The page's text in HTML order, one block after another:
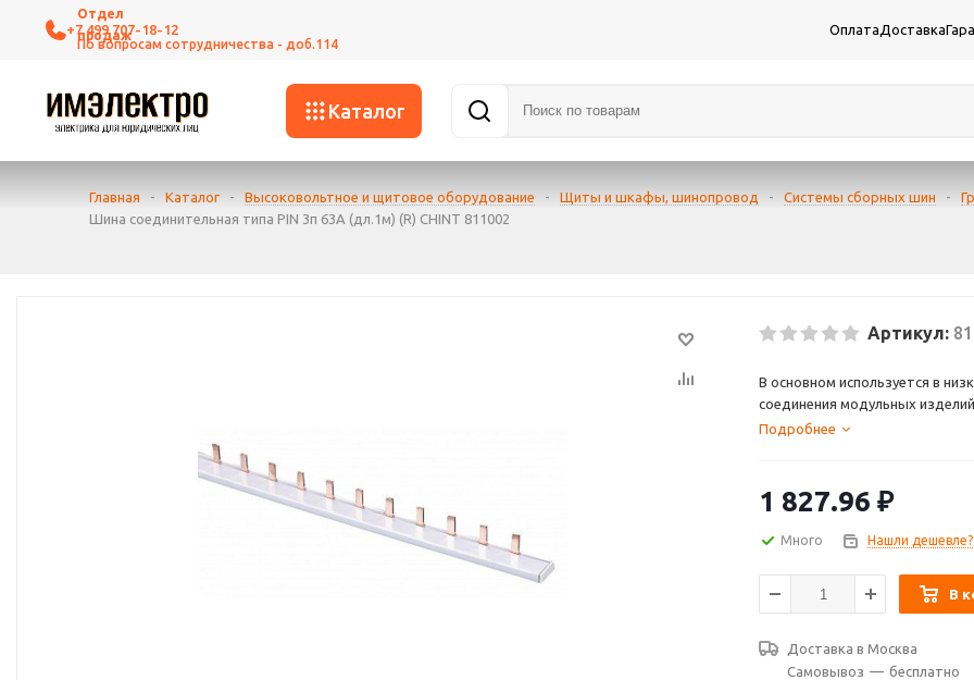
+7 499 707-18-12 ОплатаДоставка
Каталог
Главная - Каталог - Высоковольтное и щитовое оборудование - Щиты и шкафы, шинопровод - Системы сборных шин -
Шина соединительная типа PIN 3п 63А (дл.1м) (R) CHINT 811002
Артикул:
В основном используется в
соединения модульных
Подробнее
1 827.96 ₽
Много Нашли дешевле?
В
Доставка в Москва
Самовывоз — бесплатно